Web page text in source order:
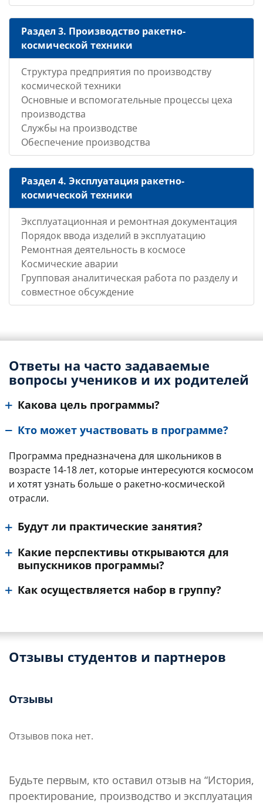
Раздел 3. Производство ракетно-
космической техники
Структура предприятия по производству
космической техники
Основные и вспомогательные процессы цеха
производства
Службы на производстве
Обеспечение производства
Раздел 4. Эксплуатация ракетно-
космической техники
Эксплуатационная и ремонтная документация
Порядок ввода изделий в эксплуатацию
Ремонтная деятельность в космосе
Космические аварии
Групповая аналитическая работа по разделу и
совместное обсуждение
Ответы на часто задаваемые
вопросы учеников и их родителей
Какова цель программы?
Кто может участвовать в программе?
Программа предназначена для школьников в
возрасте 14-18 лет, которые интересуются космосом
и хотят узнать больше о ракетно-космической
отрасли.
Будут ли практические занятия?
Какие перспективы открываются для
выпускников программы?
Как осуществляется набор в группу?
Отзывы студентов и партнеров
Отзывы
Отзывов пока нет.
Будьте первым, кто оставил отзыв на “История,
проектирование, производство и эксплуатация